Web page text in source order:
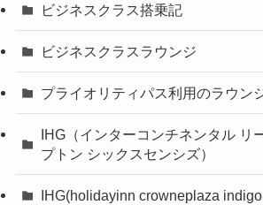
ビジネスクラス搭乗記
ビジネスクラスラウンジ
プライオリティパス利用のラウン
IHG（インターコンチネンタル リ
プトン シックスセンシズ）
IHG(holidayinn crowneplaza